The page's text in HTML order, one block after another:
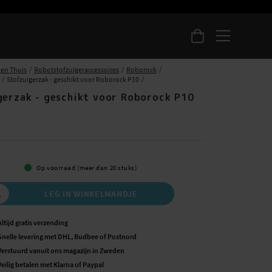
Thuis Robotstofzuigeraccessoires
Roborock
Stofzuigerzak - geschikt voor Roborock P10
- geschikt voor Roborock P10
Op voorraad (meer dan 20 stuks)
LEG IN WINKELMANDJE
gratis verzending
levering met DHL, Budbee of Postnord
vanuit ons magazijn in Zweden
betalen met Klarna of Paypal